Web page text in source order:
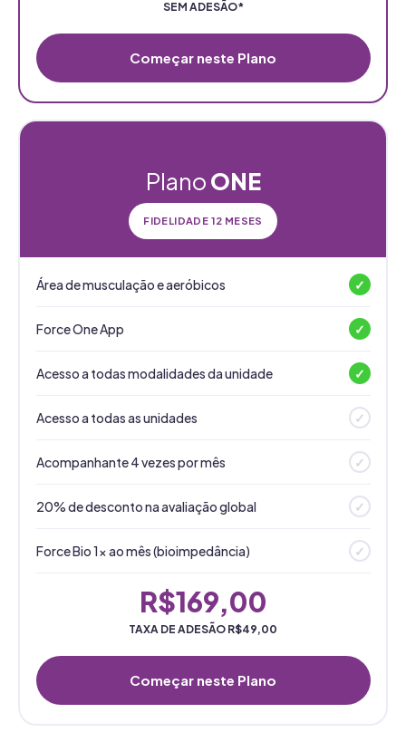
SEM ADESÃO*
Começar neste Plano
PlanoONE
FIDELIDADE 12 MESES
Área de musculação e aeróbicos ✓
Force One App ✓
Acesso a todas modalidades da unidade ✓
Acesso a todas as unidades ✓
Acompanhante 4 vezes por mês ✓
20% de desconto na avaliação global ✓
Force Bio 1x ao mês (bioimpedância) ✓
R$169,00
TAXA DE ADESÃO R$49,00
Começar neste Plano